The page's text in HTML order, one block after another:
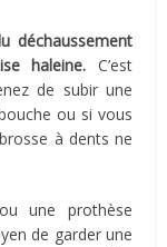
déchaussement
haleine. C’est
de subir une
ou si vous
à dents ne
une prothèse
de garder une